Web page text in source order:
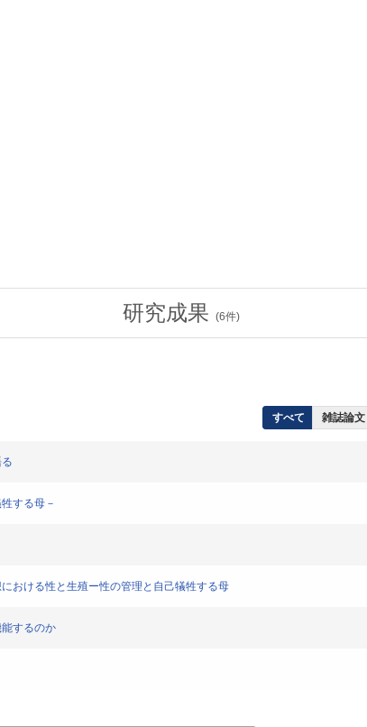
研究成果 (6件)
すべて 雑誌論
する母－
おける性と生殖ー性の管理と自己犠牲する母
するのか